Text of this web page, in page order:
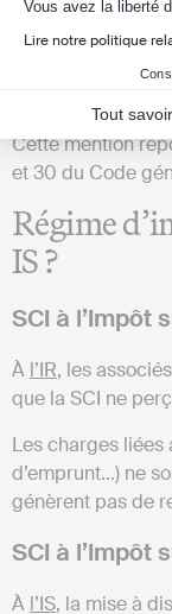
Vous avez la liberté
Lire notre politique
Tout savoir
retrouve :
«
société se
gratuitement à la
Cette mention
et 30 du Code
Régime
IS ?
SCI à l’Impôt
À l’IR, les
que la SCI ne
Les charges liées
d’emprunt…) ne
génèrent pas de
SCI à l’Impôt
À l’IS, la mise à